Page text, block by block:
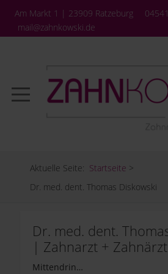
Am Markt 1 | 23909 Ratzeburg
mail@zahnkowski.de
Aktuelle Seite: Startseite >
Dr. med. dent. Thomas Diskowski
Dr. med. dent.
| Zahnarzt +
Mittendrin…